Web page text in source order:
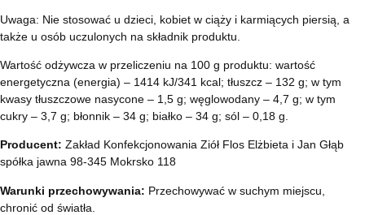
Uwaga: Nie stosować u dzieci, kobiet w ciąży i karmiących piersią, a
także u osób uczulonych na składnik produktu.
Wartość odżywcza w przeliczeniu na 100 g produktu: wartość
energetyczna (energia) – 1414 kJ/341 kcal; tłuszcz – 132 g; w tym
kwasy tłuszczowe nasycone – 1,5 g; węglowodany – 4,7 g; w tym
cukry – 3,7 g; błonnik – 34 g; białko – 34 g; sól – 0,18 g.
Producent: Zakład Konfekcjonowania Ziół Flos Elżbieta i Jan Głąb
spółka jawna 98-345 Mokrsko 118
Warunki przechowywania: Przechowywać w suchym miejscu,
chronić od światła.